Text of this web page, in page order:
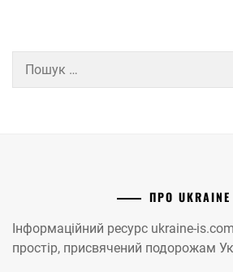
ПРО
Інформаційний ресурс ukraine-
простір, присвячений подорожам